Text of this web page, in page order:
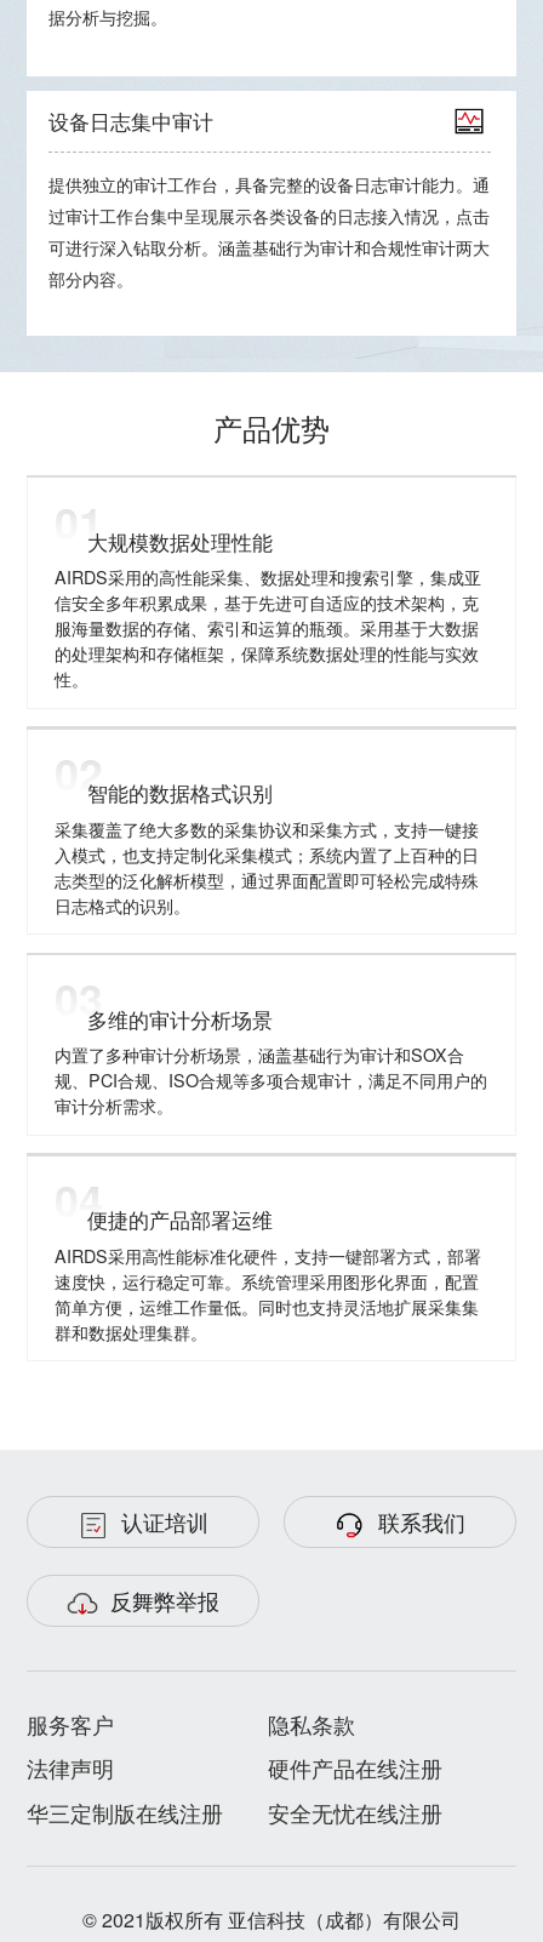
据分析与挖掘。
设备日志集中审计
提供独立的审计工作台，具备完整的设备日志审计能力。通
过审计工作台集中呈现展示各类设备的日志接入情况，点击
可进行深入钻取分析。涵盖基础行为审计和合规性审计两大
部分内容。
产品优势
01大规模数据处理性能
AIRDS采用的高性能采集、数据处理和搜索引擎，集成亚
信安全多年积累成果，基于先进可自适应的技术架构，克
服海量数据的存储、索引和运算的瓶颈。采用基于大数据
的处理架构和存储框架，保障系统数据处理的性能与实效
性。
02智能的数据格式识别
采集覆盖了绝大多数的采集协议和采集方式，支持一键接
入模式，也支持定制化采集模式；系统内置了上百种的日
志类型的泛化解析模型，通过界面配置即可轻松完成特殊
日志格式的识别。
03多维的审计分析场景
内置了多种审计分析场景，涵盖基础行为审计和SOX合
规、PCI合规、ISO合规等多项合规审计，满足不同用户的
审计分析需求。
04便捷的产品部署运维
AIRDS采用高性能标准化硬件，支持一键部署方式，部署
速度快，运行稳定可靠。系统管理采用图形化界面，配置
简单方便，运维工作量低。同时也支持灵活地扩展采集集
群和数据处理集群。
认证培训 联系我们
反舞弊举报
服务客户
隐私条款
法律声明
硬件产品在线注册
华三定制版在线注册
安全无忧在线注册
© 2021版权所有 亚信科技（成都）有限公司